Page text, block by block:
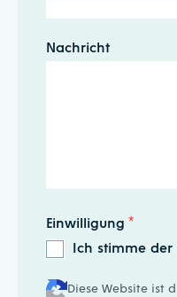
Nachricht
Einwilligung *
Ich stimme der
Diese Website ist